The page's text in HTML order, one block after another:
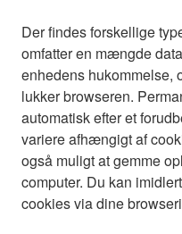
Der findes forskellige
omfatter en mængde
enhedens hukommelse,
lukker browseren.
automatisk efter et
variere afhængigt af
også muligt at gemme
computer. Du kan
cookies via dine